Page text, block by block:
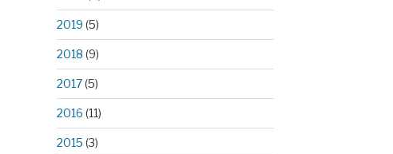
2019 (5)
2018 (9)
2017(5)
2016 (11)
2015 (3)